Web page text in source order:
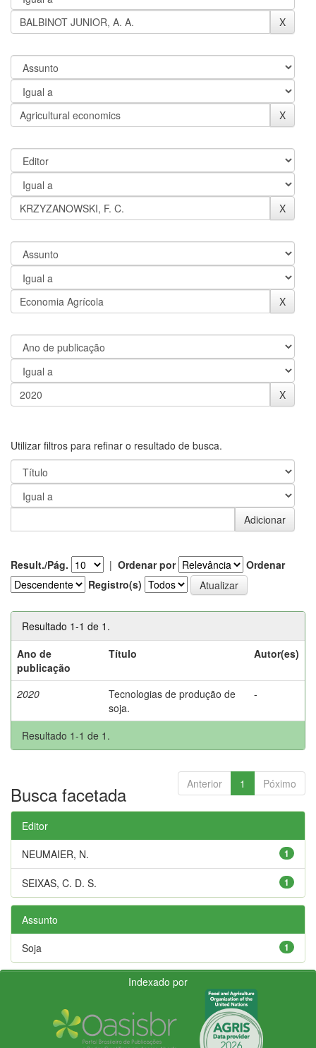
Utilizar filtros para refinar o resultado de busca.
Result./Pág. | Ordenar por
Ordenar
Registro(s)
Resultado 1-1 de 1.
Ano de
publicação
Título Autor(es)
2020
Tecnologias de produção de
soja.
-
Resultado 1-1 de 1.
Anterior 1 Póximo
Busca facetada
Editor
1
NEUMAIER, N.
1
SEIXAS, C. D. S.
Assunto
1
Soja
Indexado por